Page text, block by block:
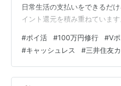
日常生活の支払いをできるだ
イント還元を積み重ねていま
よりも効率よくポイントを獲
払い方法別の利用額 ・回収ポ
いて整理していきます。 前回
#ポイ活 #100万円修行 #V
#キャッシュレス #三井住友